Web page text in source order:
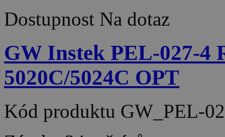
Dostupnost Na dotaz
GW Instek PEL-027-
5020C/5024C OPT
Kód produktu GW_PEL-